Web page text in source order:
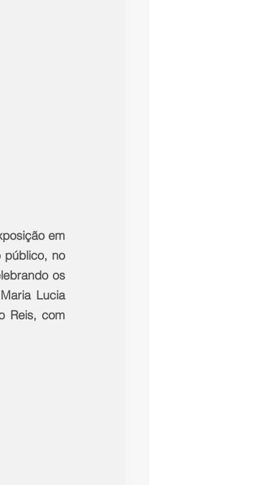
em
público, no
os
Lucia
Reis, com